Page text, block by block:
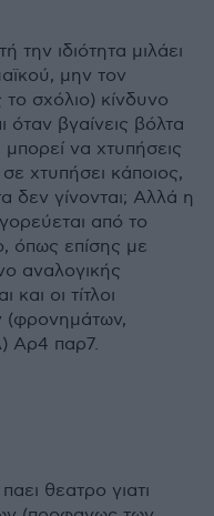
την ιδιότητα μιλάει
μην τον
σχόλιο) κίνδυνο
όταν βγαίνεις βόλτα
μπορεί να χτυπήσεις
χτυπήσει κάποιος,
δεν γίνονται; Αλλά η
από το
όπως επίσης με
αναλογικής
οι τίτλοι
(φρονημάτων,
Αρ4 παρ7.
θεατρο γιατι